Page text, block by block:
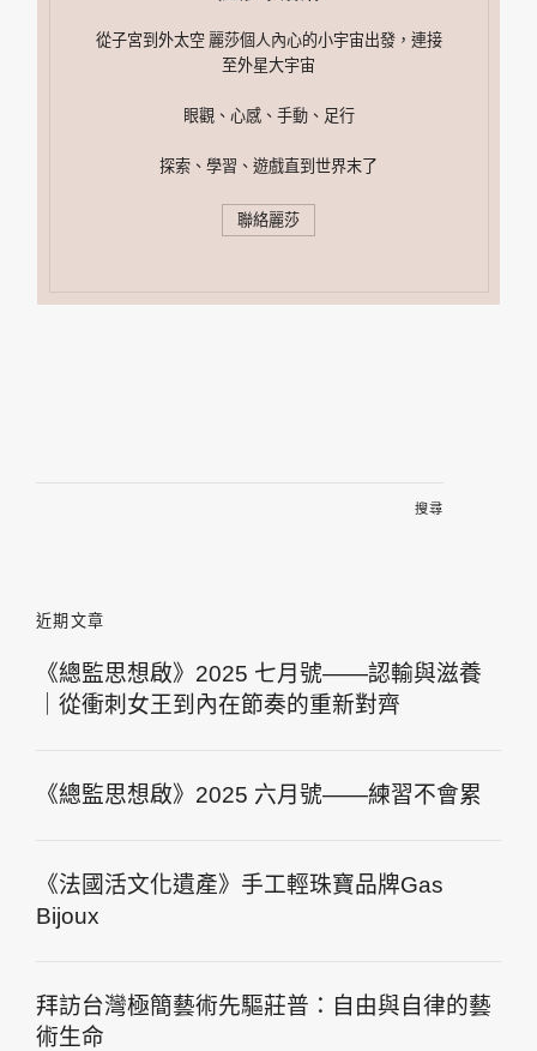
從子宮到外太空 麗莎個人內心的小宇宙出發，連接
至外星大宇宙
眼觀、心感、手動、足行
探索、學習、遊戲直到世界末了
聯絡麗莎
近期文章
《總監思想啟》2025 七月號——認輸與滋養
｜從衝刺女王到內在節奏的重新對齊
《總監思想啟》2025 六月號——練習不會累
《法國活文化遺產》手工輕珠寶品牌Gas
Bijoux
拜訪台灣極簡藝術先驅莊普：自由與自律的藝
術生命